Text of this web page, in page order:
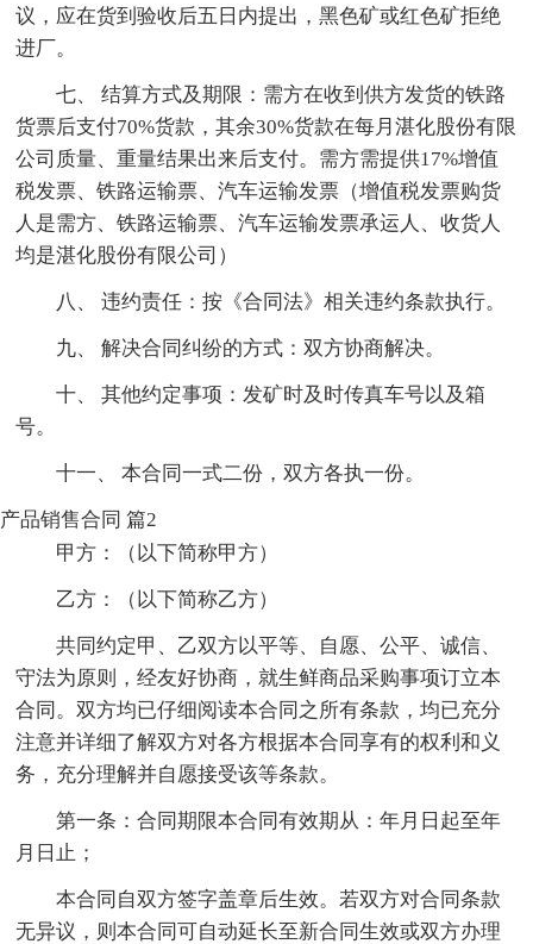
议，应在货到验收后五日内提出，黑色矿或红色矿拒绝
进厂。
七、 结算方式及期限：需方在收到供方发货的铁路
货票后支付70%货款，其余30%货款在每月湛化股份有限
公司质量、重量结果出来后支付。需方需提供17%增值
税发票、铁路运输票、汽车运输发票（增值税发票购货
人是需方、铁路运输票、汽车运输发票承运人、收货人
均是湛化股份有限公司）
八、 违约责任：按《合同法》相关违约条款执行。
九、 解决合同纠纷的方式：双方协商解决。
十、 其他约定事项：发矿时及时传真车号以及箱
号。
十一、 本合同一式二份，双方各执一份。
产品销售合同 篇2
甲方：（以下简称甲方）
乙方：（以下简称乙方）
共同约定甲、乙双方以平等、自愿、公平、诚信、
守法为原则，经友好协商，就生鲜商品采购事项订立本
合同。双方均已仔细阅读本合同之所有条款，均已充分
注意并详细了解双方对各方根据本合同享有的权利和义
务，充分理解并自愿接受该等条款。
第一条：合同期限本合同有效期从：年月日起至年
月日止；
本合同自双方签字盖章后生效。若双方对合同条款
无异议，则本合同可自动延长至新合同生效或双方办理